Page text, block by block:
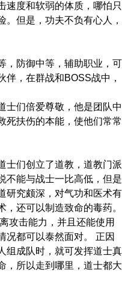
速度和软弱的体质，哪怕只
但是，功夫不负有心人，
，防御中等，辅助职业，可
伴，在群战和BOSS战中，
士们倍爱尊敬，他是团队中
死扶伤的本能，使他们常常
士们创立了道教，道教门派
不能与战士一比高低，但是
研究颇深，对气功和医术有
还可以制造致命的毒药。
攻击能力，并且还能使用
况都可以泰然面对。 正因
组成队时，就可发挥道士真
，所以走到哪里，道士都大